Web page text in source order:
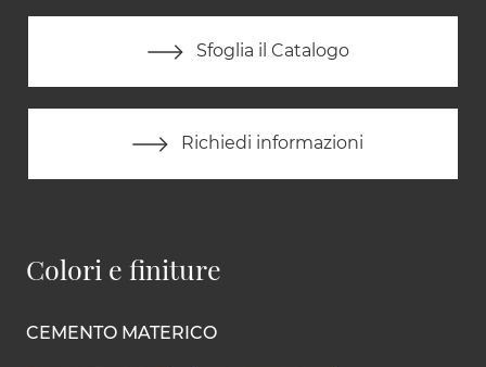
Sfoglia il Catalogo
Richiedi informazioni
Colori e finiture
CEMENTO MATERICO